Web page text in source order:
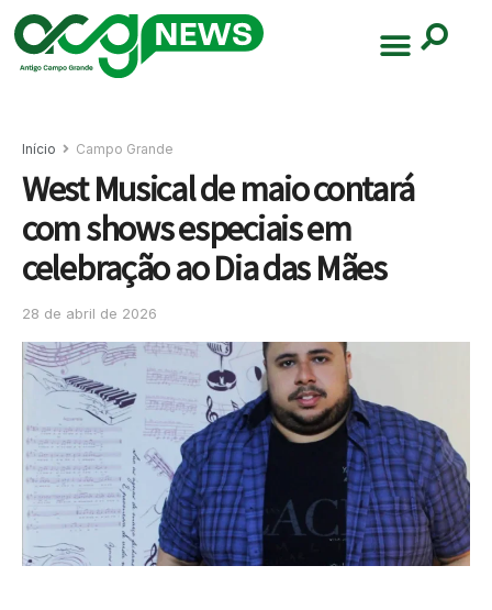
Início Campo Grande
West Musical de maio contará
com shows especiais em
celebração ao Dia das Mães
28 de abril de 2026